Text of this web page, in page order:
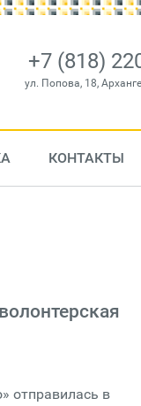
+7 (818)
ул. Попова, 18,
КОНТАКТЫ
отправилась в